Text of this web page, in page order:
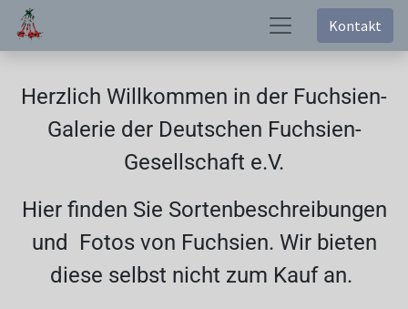
Kontakt
Herzlich Willkommen in der Fuchsien-
Galerie der Deutschen Fuchsien-
Gesellschaft e.V.
Hier finden Sie Sortenbeschreibungen
und Fotos von Fuchsien. Wir bieten
diese selbst nicht zum Kauf an.